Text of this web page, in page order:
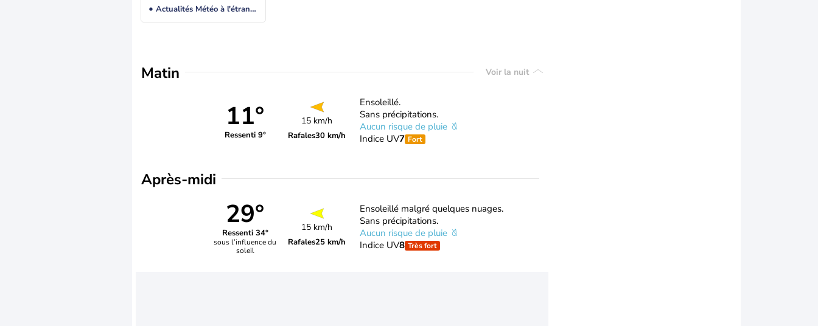
Actualités Météo à l'étranger
Matin Voir la nuit
11°
Ressenti 9°
15 km/h
Rafales30 km/h
Ensoleillé.
Sans précipitations.
Aucun risque de pluie
Indice UV7 Fort
Après-midi
29°
Ressenti 34°
sous l’influence du
soleil
15 km/h
Rafales25 km/h
Ensoleillé malgré quelques nuages.
Sans précipitations.
Aucun risque de pluie
Indice UV8 Très fort